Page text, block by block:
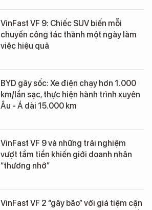
VinFast VF 9: Chiếc SUV biến mỗi
chuyến công tác thành một ngày làm
việc hiệu quả
BYD gây sốc: Xe điện chạy hơn 1.000
km/lần sạc, thực hiện hành trình xuyên
Âu - Á dài 15.000 km
VinFast VF 9 và những trải nghiệm
vượt tầm tiền khiến giới doanh nhân
“thương nhớ”
VinFast VF 2 “gây bão” với giá tiệm cận